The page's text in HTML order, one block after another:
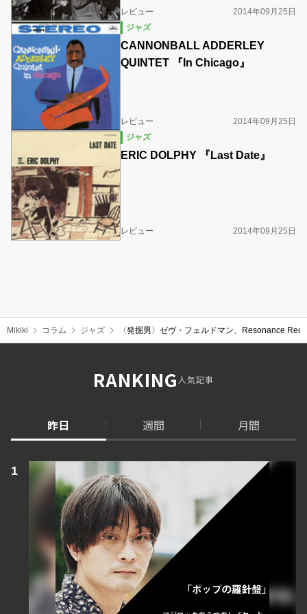
レビュー
2014年09月25日
ジャズ
CANNONBALL ADDERLEY
QUINTET 『In Chicago』
レビュー
2014年09月25日
ジャズ
ERIC DOLPHY 『Last Date』
レビュー 2014年09月25日
Mikiki コラム ジャズ 〈発掘男〉ゼヴ・フェルドマン、Resonance
RANKING人気記事
昨日 週間 月間